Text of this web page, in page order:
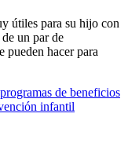
útiles para su hijo con
un par de
pueden hacer para
de beneficios
infantil